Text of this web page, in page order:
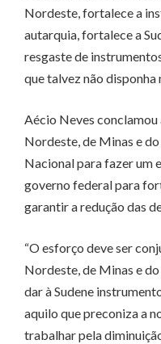
Nordeste, fortalece a
autarquia, fortalece a
resgaste de
que talvez não disponha
Aécio Neves
Nordeste, de Minas e
Nacional para fazer um
governo federal para
garantir a redução das
“O esforço deve ser
Nordeste, de Minas e
dar à Sudene
aquilo que preconiza a
trabalhar pela